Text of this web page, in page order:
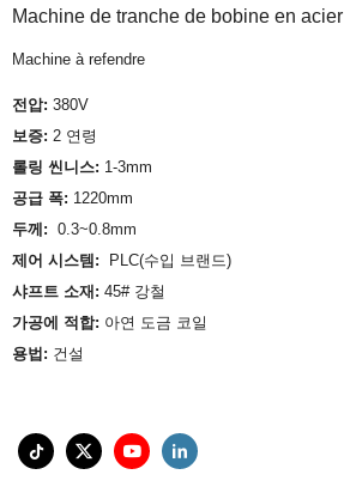
Machine de tranche de bobine en acier
Machine à refendre
전압: 380V
보증: 2 연령
롤링 씬니스: 1-3mm
공급 폭: 1220mm
두께: 0.3~0.8mm
제어 시스템:
PLC(수입 브랜드)
샤프트 소재: 45# 강철
가공에 적합: 아연 도금 코일
용법: 건설